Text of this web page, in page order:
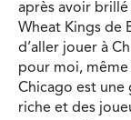
après avoir brillé
Wheat Kings de
d’aller jouer à
pour moi, même
Chicago est une
riche et des